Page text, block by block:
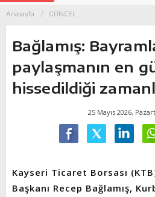
Anasayfa GÜNCEL
Bağlamış:
paylaşmanın en
hissedildiği
25 Mayıs 2026,
Kayseri Ticaret Borsası
Başkanı Recep Bağlamış,